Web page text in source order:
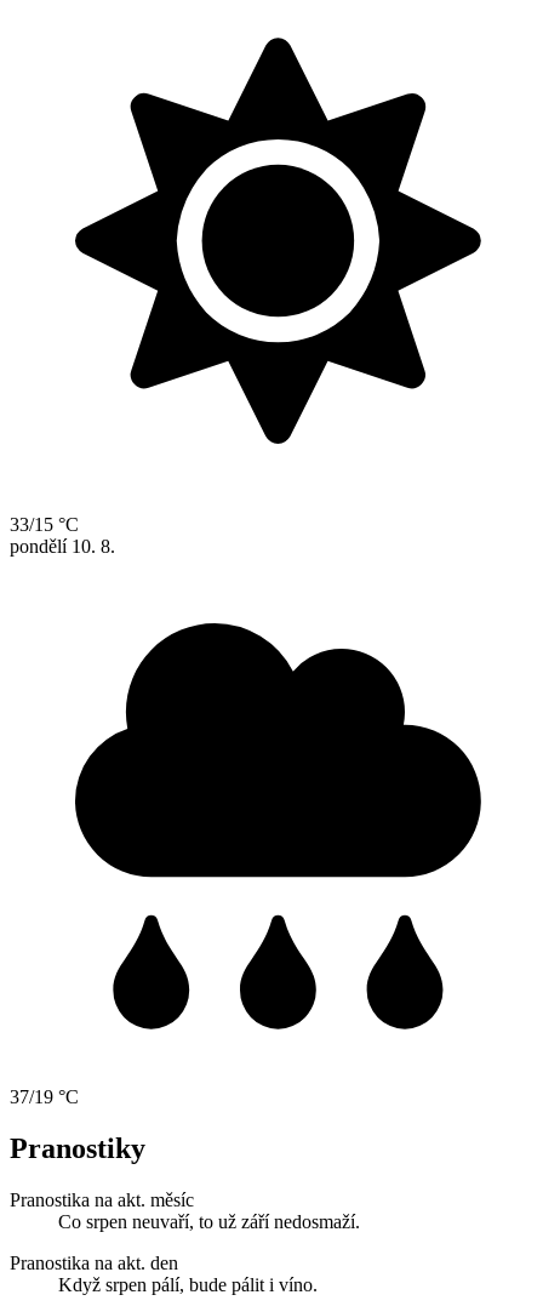
33/15 °C
pondělí 10. 8.
37/19 °C
Pranostiky
Pranostika na akt. měsíc
Co srpen neuvaří, to už září nedosmaží.
Pranostika na akt. den
Když srpen pálí, bude pálit i víno.